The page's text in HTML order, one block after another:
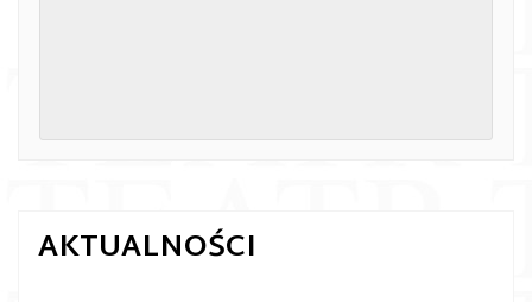
AKTUALNOŚCI